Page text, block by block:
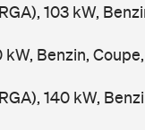
103 kW,
kW, Benzin,
140 kW,